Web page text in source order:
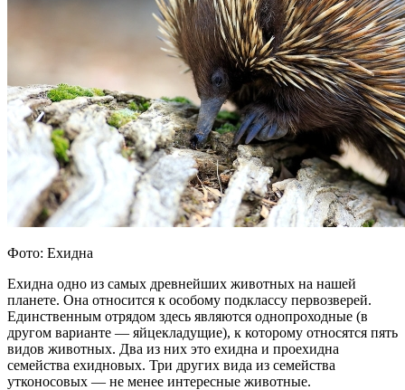
Фото: Ехидна
Ехидна одно из самых древнейших животных на нашей
планете. Она относится к особому подклассу первозверей.
Единственным отрядом здесь являются однопроходные (в
другом варианте — яйцекладущие), к которому относятся пять
видов животных. Два из них это ехидна и проехидна
семейства ехидновых. Три других вида из семейства
утконосовых — не менее интересные животные.